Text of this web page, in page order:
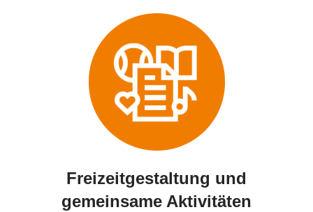
Freizeitgestaltung und
gemeinsame Aktivitäten